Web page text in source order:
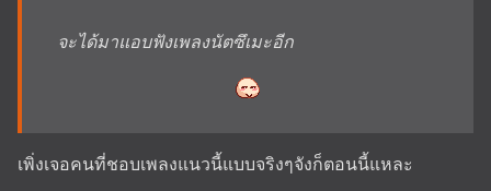
จะได้มาแอบฟังเพลงนัตซึเมะอีก
เพิ่งเจอคนที่ชอบเพลงแนวนี้แบบจริงๆจังก็ตอนนี้แหละ